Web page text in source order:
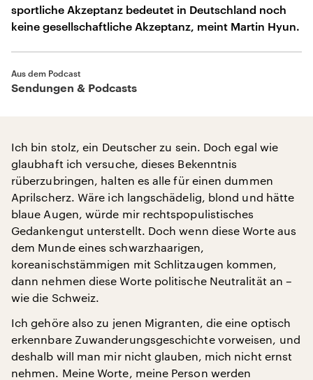
sportliche Akzeptanz bedeutet in Deutschland noch
keine gesellschaftliche Akzeptanz, meint Martin Hyun.
Aus dem Podcast
Sendungen & Podcasts
Ich bin stolz, ein Deutscher zu sein. Doch egal wie
glaubhaft ich versuche, dieses Bekenntnis
rüberzubringen, halten es alle für einen dummen
Aprilscherz. Wäre ich langschädelig, blond und hätte
blaue Augen, würde mir rechtspopulistisches
Gedankengut unterstellt. Doch wenn diese Worte aus
dem Munde eines schwarzhaarigen,
koreanischstämmigen mit Schlitzaugen kommen,
dann nehmen diese Worte politische Neutralität an –
wie die Schweiz.
Ich gehöre also zu jenen Migranten, die eine optisch
erkennbare Zuwanderungsgeschichte vorweisen, und
deshalb will man mir nicht glauben, mich nicht ernst
nehmen. Meine Worte, meine Person werden